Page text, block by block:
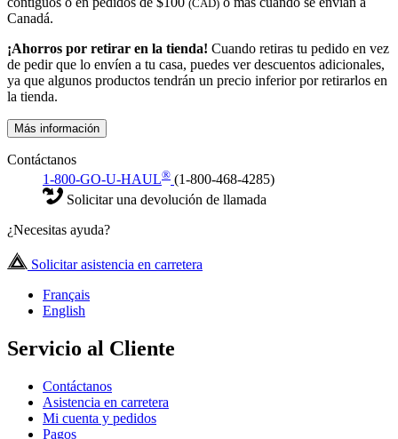
(CAD)
Canadá.
¡Ahorros por retirar en la tienda! Cuando retiras tu pedido en vez
de pedir que lo envíen a tu casa, puedes ver descuentos adicionales,
ya que algunos productos tendrán un precio inferior por retirarlos en
la tienda.
Más información
Contáctanos
1-800-GO-U-HAUL® (1-800-468-4285)
Solicitar una devolución de llamada
¿Necesitas ayuda?
Solicitar asistencia en carretera
Français
English
Servicio al Cliente
Contáctanos
Asistencia en carretera
Mi cuenta y pedidos
Pagos